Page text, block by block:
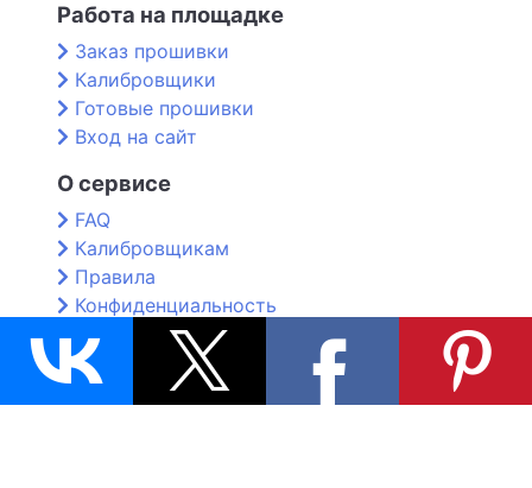
Работа на площадке
Заказ прошивки
Калибровщики
Готовые прошивки
Вход на сайт
О сервисе
FAQ
Калибровщикам
Правила
Конфиденциальность
Контакты